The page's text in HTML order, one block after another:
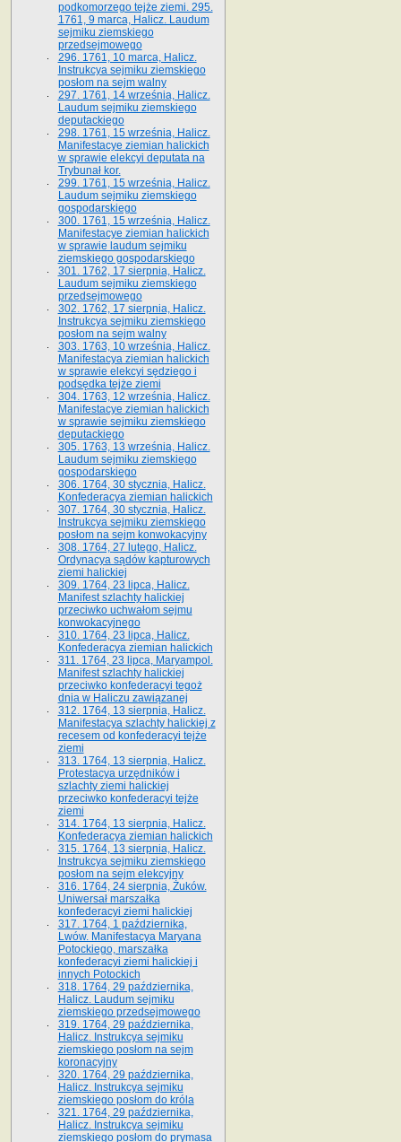
podkomorzego tejże ziemi. 295.
1761, 9 marca, Halicz. Laudum
sejmiku ziemskiego
przedsejmowego
296. 1761, 10 marca, Halicz.
Instrukcya sejmiku ziemskiego
posłom na sejm walny
297. 1761, 14 września, Halicz.
Laudum sejmiku ziemskiego
deputackiego
298. 1761, 15 września, Halicz.
Manifestacye ziemian halickich
w sprawie elekcyi deputata na
Trybunał kor.
299. 1761, 15 września, Halicz.
Laudum sejmiku ziemskiego
gospodarskiego
300. 1761, 15 września, Halicz.
Manifestacye ziemian halickich
w sprawie laudum sejmiku
ziemskiego gospodarskiego
301. 1762, 17 sierpnia, Halicz.
Laudum sejmiku ziemskiego
przedsejmowego
302. 1762, 17 sierpnia, Halicz.
Instrukcya sejmiku ziemskiego
posłom na sejm walny
303. 1763, 10 września, Halicz.
Manifestacya ziemian halickich
w sprawie elekcyi sędziego i
podsędka tejże ziemi
304. 1763, 12 września, Halicz.
Manifestacye ziemian halickich
w sprawie sejmiku ziemskiego
deputackiego
305. 1763, 13 września, Halicz.
Laudum sejmiku ziemskiego
gospodarskiego
306. 1764, 30 stycznia, Halicz.
Konfederacya ziemian halickich
307. 1764, 30 stycznia, Halicz.
Instrukcya sejmiku ziemskiego
posłom na sejm konwokacyjny
308. 1764, 27 lutego, Halicz.
Ordynacya sądów kapturowych
ziemi halickiej
309. 1764, 23 lipca, Halicz.
Manifest szlachty halickiej
przeciwko uchwałom sejmu
konwokacyjnego
310. 1764, 23 lipca, Halicz.
Konfederacya ziemian halickich
311. 1764, 23 lipca, Maryampol.
Manifest szlachty halickiej
przeciwko konfederacyi tegoż
dnia w Haliczu zawiązanej
312. 1764, 13 sierpnia, Halicz.
Manifestacya szlachty halickiej z
recesem od konfederacyi tejże
ziemi
313. 1764, 13 sierpnia, Halicz.
Protestacya urzędników i
szlachty ziemi halickiej
przeciwko konfederacyi tejże
ziemi
314. 1764, 13 sierpnia, Halicz.
Konfederacya ziemian halickich
315. 1764, 13 sierpnia, Halicz.
Instrukcya sejmiku ziemskiego
posłom na sejm elekcyjny
316. 1764, 24 sierpnia, Żuków.
Uniwersał marszałka
konfederacyi ziemi halickiej
317. 1764, 1 października,
Lwów. Manifestacya Maryana
Potockiego, marszałka
konfederacyi ziemi halickiej i
innych Potockich
318. 1764, 29 października,
Halicz. Laudum sejmiku
ziemskiego przedsejmowego
319. 1764, 29 października,
Halicz. Instrukcya sejmiku
ziemskiego posłom na sejm
koronacyjny
320. 1764, 29 października,
Halicz. Instrukcya sejmiku
ziemskiego posłom do króla
321. 1764, 29 października,
Halicz. Instrukcya sejmiku
ziemskiego posłom do prymasa